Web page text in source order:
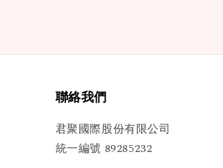
聯絡我們
君聚國際股份有限公司
統一編號 89285232